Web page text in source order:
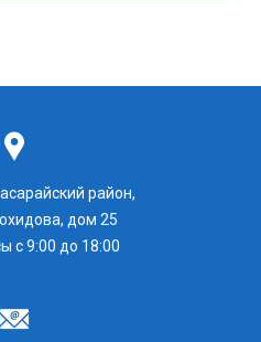
район,
дом 25
с 9:00 до 18:00